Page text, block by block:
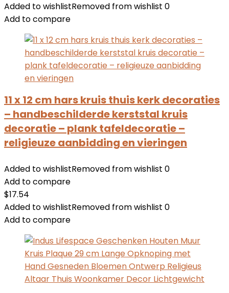
Added to wishlistRemoved from wishlist 0
Add to compare
11 x 12 cm hars kruis thuis kerk decoraties
– handbeschilderde kerststal kruis
decoratie – plank tafeldecoratie –
religieuze aanbidding en vieringen
Added to wishlistRemoved from wishlist 0
Add to compare
$17.54
Added to wishlistRemoved from wishlist 0
Add to compare